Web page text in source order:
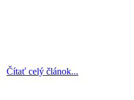
Čítať celý článok...